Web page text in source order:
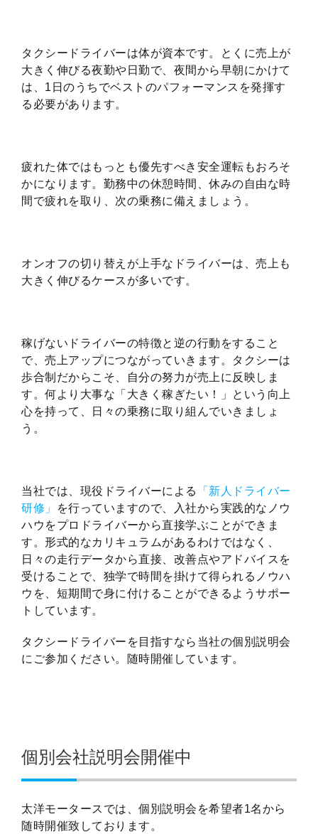
タクシードライバーは体が資本です。とくに売上が
大きく伸びる夜勤や日勤で、夜間から早朝にかけて
は、1日のうちでベストのパフォーマンスを発揮す
る必要があります。
疲れた体ではもっとも優先すべき安全運転もおろそ
かになります。勤務中の休憩時間、休みの自由な時
間で疲れを取り、次の乗務に備えましょう。
オンオフの切り替えが上手なドライバーは、売上も
大きく伸びるケースが多いです。
稼げないドライバーの特徴と逆の行動をすること
で、売上アップにつながっていきます。タクシーは
歩合制だからこそ、自分の努力が売上に反映しま
す。何より大事な「大きく稼ぎたい！」という向上
心を持って、日々の乗務に取り組んでいきましょ
う。
当社では、現役ドライバーによる
「新人ドライバー
研修」
を行っていますので、入社から実践的なノウ
ハウをプロドライバーから直接学ぶことができま
す。形式的なカリキュラムがあるわけではなく、
日々の走行データから直接、改善点やアドバイスを
受けることで、独学で時間を掛けて得られるノウハ
ウを、短期間で身に付けることができるようサポー
トしています。
タクシードライバーを目指すなら当社の個別説明会
にご参加ください。随時開催しています。
個別会社説明会開催中
太洋モータースでは、個別説明会を希望者1名から
随時開催致しております。